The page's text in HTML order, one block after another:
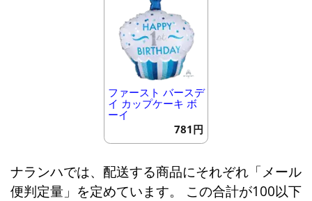
ファースト バースデ
イ カップケーキ ボ
ーイ
781円
ナランハでは、配送する商品にそれぞれ「メール
便判定量」を定めています。 この合計が100以下